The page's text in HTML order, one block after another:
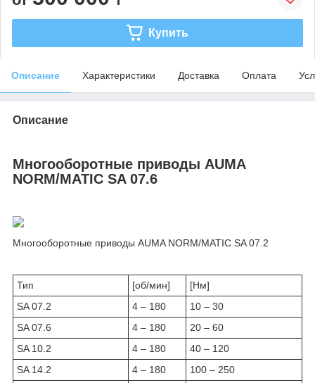
Купить
Описание Характеристики Доставка Оплата
Описание
Многооборотные приводы AUMA
NORM/MATIC SA 07.6
Многооборотные приводы AUMA NORM/MATIC SA 07.2
Тип [об/мин]
[Нм]
SA 07.2
4 – 180
10 – 30
SA 07.6
4 – 180
20 – 60
SA 10.2
4 – 180
40 – 120
SA 14.2
4 – 180
100 – 250